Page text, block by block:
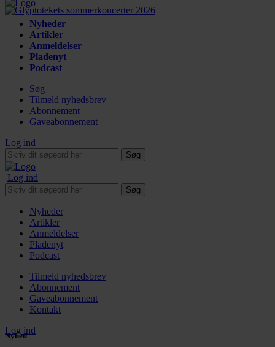
Nyheder
Artikler
Anmeldelser
Pladenyt
Podcast
Søg
Tilmeld nyhedsbrev
Abonnement
Gaveabonnement
Log ind
Søg
Log ind
Søg
Nyheder
Artikler
Anmeldelser
Pladenyt
Podcast
Tilmeld nyhedsbrev
Abonnement
Gaveabonnement
Kontakt
Log ind
Nyhed